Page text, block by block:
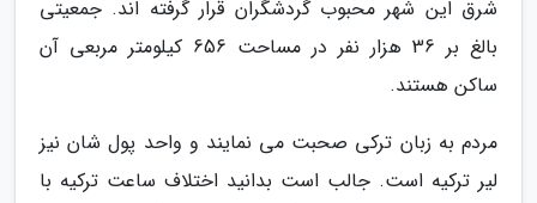
شرق این شهر محبوب گردشگران قرار گرفته اند. جمعیتی
بالغ بر 36 هزار نفر در مساحت 656 کیلومتر مربعی آن
ساکن هستند.
مردم به زبان ترکی صحبت می نمایند و واحد پول شان نیز
لیر ترکیه است. جالب است بدانید اختلاف ساعت ترکیه با